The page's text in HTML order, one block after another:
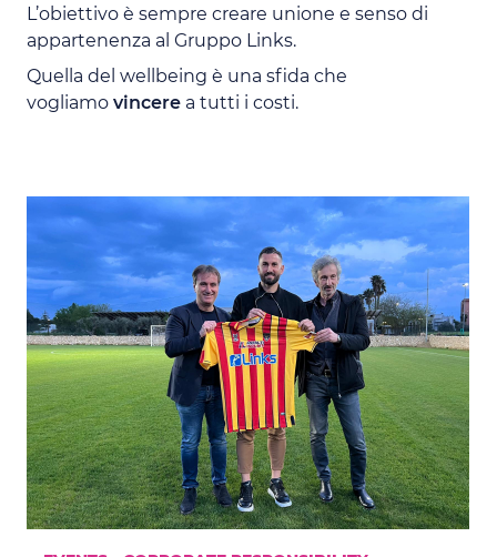
L’obiettivo è sempre creare unione e senso di
appartenenza al Gruppo Links.
Quella del wellbeing è una sfida che
vogliamo vincere a tutti i costi.